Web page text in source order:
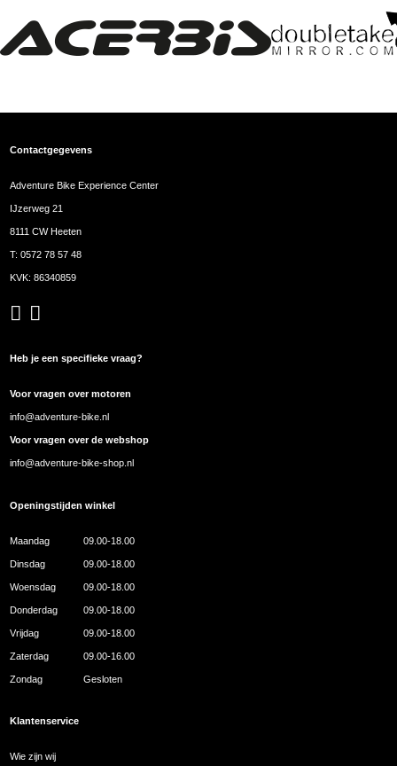
Contactgegevens
Adventure Bike Experience Center
IJzerweg 21
8111 CW Heeten
T:0572 78 57 48
KVK: 86340859
Heb je een specifieke vraag?
Voor vragen over motoren
info@adventure-bike.nl
Voor vragen over de webshop
info@adventure-bike-shop.nl
Openingstijden winkel
Maandag 09.00-18.00
Dinsdag 09.00-18.00
Woensdag 09.00-18.00
Donderdag 09.00-18.00
Vrijdag 09.00-18.00
Zaterdag 09.00-16.00
Zondag Gesloten
Klantenservice
Wie zijn wij